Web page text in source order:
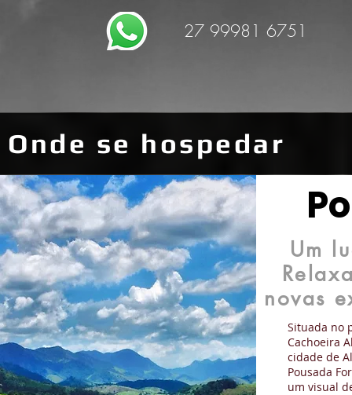
27 99981 6751
Onde se hospedar
Um
novas
Situada no
Cachoeira
cidade de
Pousada
um visual